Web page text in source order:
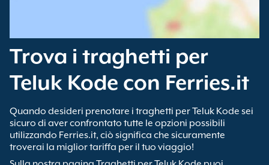
Trova i traghetti per
Teluk Kode con Ferries.it
Quando desideri prenotare i traghetti per Teluk Kode sei
sicuro di aver confrontato tutte le opzioni possibili
utilizzando Ferries.it, ciò significa che sicuramente
troverai la miglior tariffa per il tuo viaggio!